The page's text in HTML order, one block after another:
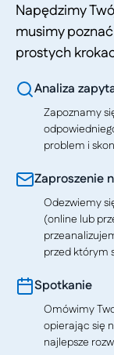
Napędzimy
musimy
prostych
Analiza
Zapoznamy
problem i
Zaproszenie
Odezwiemy
(online lub
przed którym
Spotkanie
Omówimy
opierając się
najlepsze